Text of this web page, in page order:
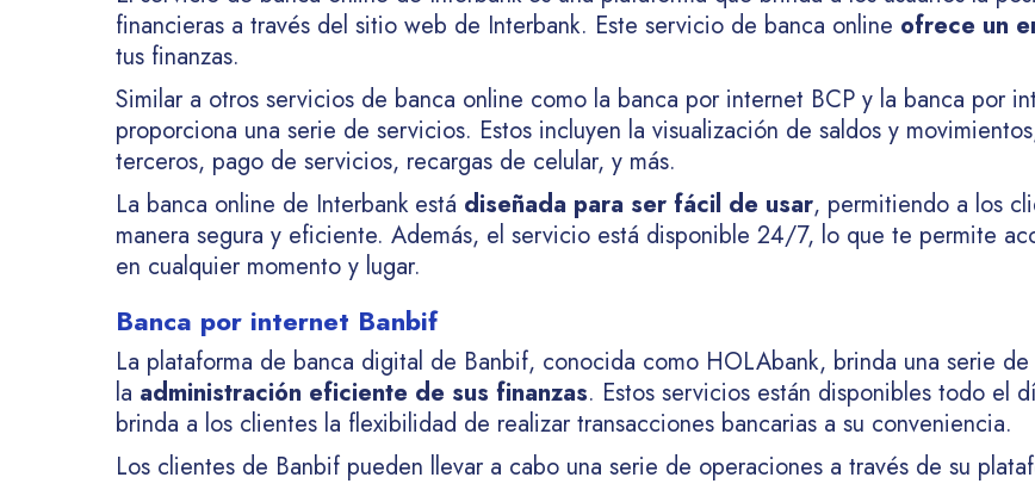
financieras a través del sitio web de Interbank. Este servicio de banca online ofrece un
tus finanzas.
Similar a otros servicios de banca online como la banca por internet BCP y la banca por
proporciona una serie de servicios. Estos incluyen la visualización de saldos y
terceros, pago de servicios, recargas de celular, y más.
La banca online de Interbank está diseñada para ser fácil de usar, permitiendo a los
manera segura y eficiente. Además, el servicio está disponible 24/7, lo que te permite
en cualquier momento y lugar.
Banca por internet Banbif
La plataforma de banca digital de Banbif, conocida como HOLAbank, brinda una serie
la administración eficiente de sus finanzas. Estos servicios están disponibles todo el
brinda a los clientes la flexibilidad de realizar transacciones bancarias a su conveniencia.
Los clientes de Banbif pueden llevar a cabo una serie de operaciones a través de su